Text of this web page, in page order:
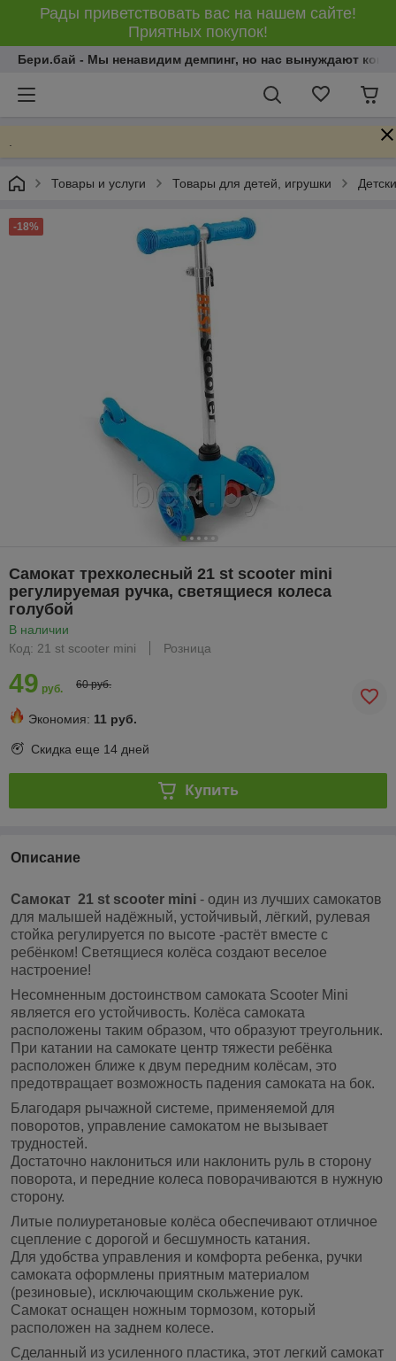
Рады приветствовать вас на нашем сайте!
Приятных покупок!
Бери.бай - Мы ненавидим демпинг, но нас вынуждают
Товары и услуги Товары для детей, игрушки
-18%
Самокат трехколесный 21 st scooter mini
регулируемая ручка, светящиеся колеса
голубой
В наличии
Код: 21 st scooter mini
Розница
49 руб. 60 руб.
Экономия: 11 руб.
Скидка еще 14 дней
Купить
Описание
Самокат 21 st scooter mini - один из лучших самокатов
для малышей надёжный, устойчивый, лёгкий, рулевая
стойка регулируется по высоте -растёт вместе с
ребёнком! Светящиеся колёса создают веселое
настроение!
Несомненным достоинством самоката Scooter Mini
является его устойчивость. Колёса самоката
расположены таким образом, что образуют треугольник.
При катании на самокате центр тяжести ребёнка
расположен ближе к двум передним колёсам, это
предотвращает возможность падения самоката на бок.
Благодаря рычажной системе, применяемой для
поворотов, управление самокатом не вызывает
трудностей.
Достаточно наклониться или наклонить руль в сторону
поворота, и передние колеса поворачиваются в нужную
сторону.
Литые полиуретановые колёса обеспечивают отличное
сцепление с дорогой и бесшумность катания.
Для удобства управления и комфорта ребенка, ручки
самоката оформлены приятным материалом
(резиновые), исключающим скольжение рук.
Самокат оснащен ножным тормозом, который
расположен на заднем колесе.
Сделанный из усиленного пластика, этот легкий самокат